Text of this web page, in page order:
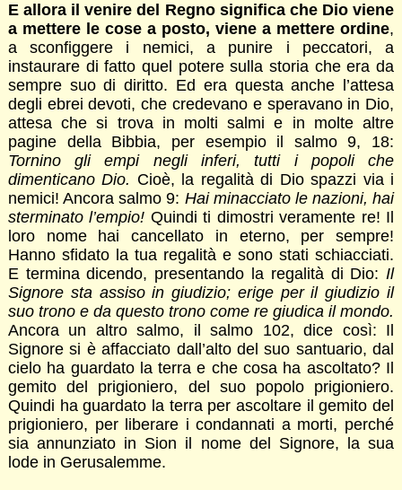
E allora il venire del Regno significa che Dio viene
a mettere le cose a posto, viene a mettere ordine,
a sconfiggere i nemici, a punire i peccatori, a
instaurare di fatto quel potere sulla storia che era da
sempre suo di diritto. Ed era questa anche l’attesa
degli ebrei devoti, che credevano e speravano in Dio,
attesa che si trova in molti salmi e in molte altre
pagine della Bibbia, per esempio il salmo 9, 18:
Tornino gli empi negli inferi, tutti i popoli che
dimenticano Dio. Cioè, la regalità di Dio spazzi via i
nemici! Ancora salmo 9: Hai minacciato le nazioni, hai
sterminato l’empio! Quindi ti dimostri veramente re! Il
loro nome hai cancellato in eterno, per sempre!
Hanno sfidato la tua regalità e sono stati schiacciati.
E termina dicendo, presentando la regalità di Dio:Il
Signore sta assiso in giudizio; erige per il giudizio il
suo trono e da questo trono come re giudica il mondo.
Ancora un altro salmo, il salmo 102, dice così: Il
Signore si è affacciato dall’alto del suo santuario, dal
cielo ha guardato la terra e che cosa ha ascoltato? Il
gemito del prigioniero, del suo popolo prigioniero.
Quindi ha guardato la terra per ascoltare il gemito del
prigioniero, per liberare i condannati a morti, perché
sia annunziato in Sion il nome del Signore, la sua
lode in Gerusalemme.